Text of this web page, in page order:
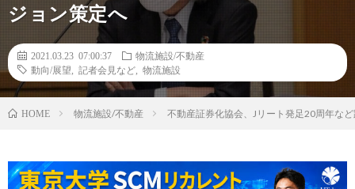
ジョン策定へ
2021.03.23 07:00:37
物流施設/不動産
動向/展望
記者会見など 物流施設
HOME 物流施設/不動産 不動産証券化協会、Jリート発足20周年な